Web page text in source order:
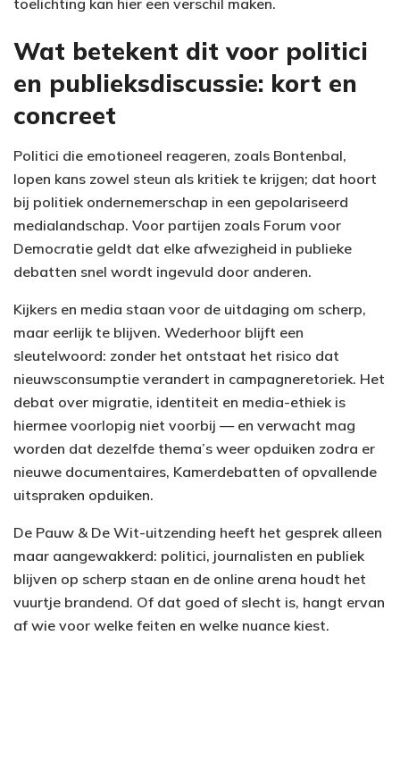
Wat betekent dit voor politici
en publieksdiscussie: kort en
concreet
Politici die emotioneel reageren, zoals Bontenbal,
lopen kans zowel steun als kritiek te krijgen; dat hoort
bij politiek ondernemerschap in een gepolariseerd
medialandschap. Voor partijen zoals Forum voor
Democratie geldt dat elke afwezigheid in publieke
debatten snel wordt ingevuld door anderen.
Kijkers en media staan voor de uitdaging om scherp,
maar eerlijk te blijven. Wederhoor blijft een
sleutelwoord: zonder het ontstaat het risico dat
nieuwsconsumptie verandert in campagneretoriek. Het
debat over migratie, identiteit en media-ethiek is
hiermee voorlopig niet voorbij — en verwacht mag
worden dat dezelfde thema’s weer opduiken zodra er
nieuwe documentaires, Kamerdebatten of opvallende
uitspraken opduiken.
De Pauw & De Wit-uitzending heeft het gesprek alleen
maar aangewakkerd: politici, journalisten en publiek
blijven op scherp staan en de online arena houdt het
vuurtje brandend. Of dat goed of slecht is, hangt ervan
af wie voor welke feiten en welke nuance kiest.